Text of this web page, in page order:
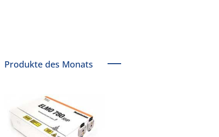
Produkte des Monats